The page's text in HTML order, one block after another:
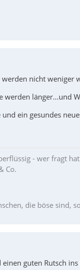
nicht weniger
werden länger...und
ein gesundes
- wer fragt
Co.
die böse sind,
guten Rutsch ins